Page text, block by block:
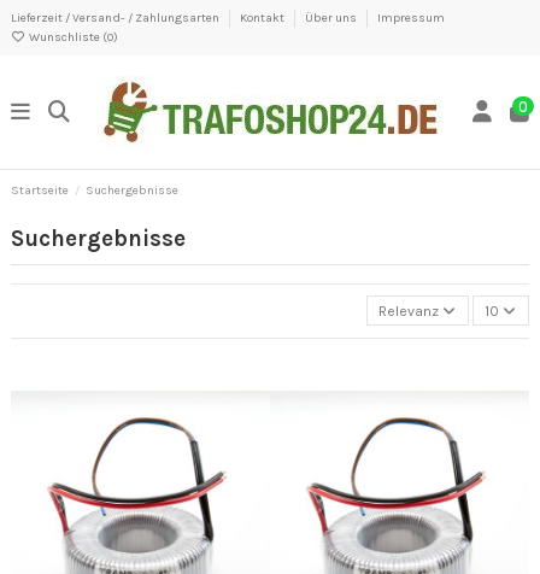
Lieferzeit / Versand- / Zahlungsarten Kontakt Über uns
Impressum
Wunschliste (0)
0
Startseite Suchergebnisse
Suchergebnisse
Relevanz 10